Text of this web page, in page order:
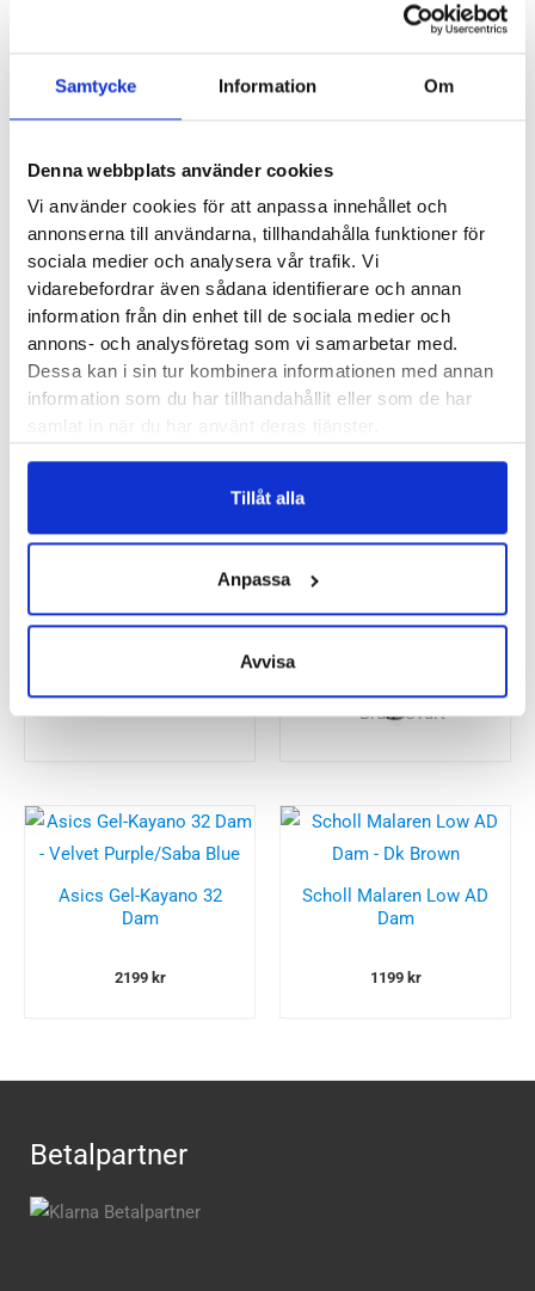
Samtycke Information Om
Denna webbplats använder cookies
Vi använder cookies för att anpassa innehållet och
annonserna till användarna, tillhandahålla funktioner för
sociala medier och analysera vår trafik. Vi
vidarebefordrar även sådana identifierare och annan
information från din enhet till de sociala medier och
annons- och analysföretag som vi samarbetar med.
Dessa kan i sin tur kombinera informationen med annan
information som du har tillhandahållit eller som de har
samlat in när du har använt deras tjänster.
Tillåt alla
Anpassa
Avvisa
Butiker: Umeå
Recensioner
Asics Gel-Kayano 32
Dam
2199 kr
Scholl Malaren Low AD
Dam
1199 kr
Betalpartner